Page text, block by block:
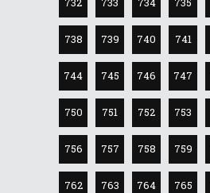
738 739 740 741
744 745 746 747
750 751 752 753
756 757 758 759
762 763 764 765